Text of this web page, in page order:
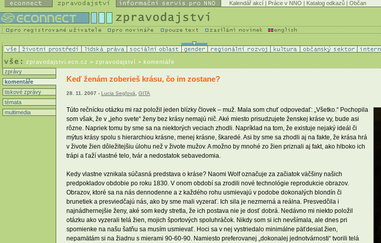
Kalendář akcí | Práce v NNO | Katalog odkazů | Občan
zpravodajstvi.ecn.cz > zpravodajství > komentáře
zprávy
komentáře
tiskové zprávy
témata
multimedia
Keď ženám zoberieš krásu, čo im zostane?
28. 11. 2007 - Lucia Segľová, GITA
Túto rečnícku otázku mi raz položil jeden blízky človek – muž. Mala som chuť odpovedať: „Všetko.“ Pochopila
som však, že v „jeho svete“ ženy bez krásy nemajú nič. Aké miesto prisudzujete ženskej kráse vy, bude asi
rôzne. Napriek tomu by sme sa na niektorých veciach zhodli. Napríklad na tom, že existuje nejaký ideál či
mýtus krásy spolu s hierarchiou krásne, menej krásne, škaredé. Asi by sme sa zhodli aj na fakte, že krása hrá
v živote žien dôležitejšiu úlohu než v živote mužov. A možno by mnohé zo žien priznali aj fakt, ako hlboko ich
trápi a ťaží vlastné telo, tvár a nedostatok sebavedomia.
Kedy vlastne vznikala súčasná predstava o kráse? Naomi Wolf označuje za začiatok väčšiny našich
predpokladov obdobie po roku 1830. V onom období sa zrodili nové technológie reprodukcie obrazov.
Obrazov, ktoré sa na nás dennodenne a z každého rohu usmievajú v podobe dokonalých blondín či
brunetiek a presviedčajú nás, ako by sme mali vyzerať. Ich sila je nezmerná a reálna. Presvedčila i
najnádhernejšie ženy, aké som kedy stretla, že ich postava nie je dosť dobrá. Nedávno mi niekto položil
otázku ako vyzerali telá žien, mojich športových spoluhráčok. Nikdy som si ich nevšímala, ale dnes pri
spomienke na našu šatňu sa musím usmievať. Hoci sa v nej vystriedalo minimálne päťdesiat žien,
nepamätám si na žiadnu s mierami 90-60-90. Namiesto preferovanej „dokonalej jednotvárnosti“ tvorili telá